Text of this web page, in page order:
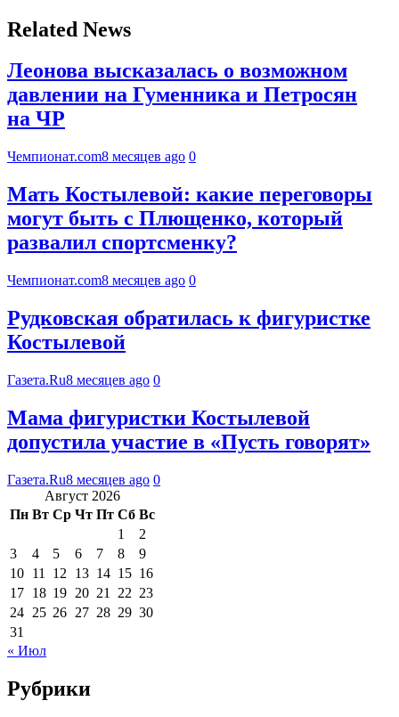
Related News
Леонова высказалась о возможном
давлении на Гуменника и Петросян
на ЧР
Чемпионат.com8 месяцев ago 0
Мать Костылевой: какие переговоры
могут быть с Плющенко, который
развалил спортсменку?
Чемпионат.com8 месяцев ago 0
Рудковская обратилась к фигуристке
Костылевой
Газета.Ru8 месяцев ago 0
Мама фигуристки Костылевой
допустила участие в «Пусть говорят»
Газета.Ru8 месяцев ago 0
Август 2026
Пн Вт Ср Чт Пт Сб Вс
1
2
3
4 5 6 7 8
9
10 11 12 13 14 15 16
17 18 19 20 21 22 23
24 25 26 27 28 29 30
31
« Июл
Рубрики